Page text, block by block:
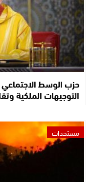
حزب الوسط الاجتماعي
التوجيهات الملكية
مستجدات